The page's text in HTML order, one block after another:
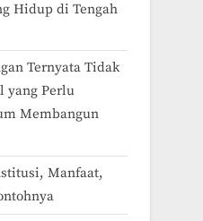
Hidup di Tengah
Ternyata Tidak
yang Perlu
Membangun
Manfaat,